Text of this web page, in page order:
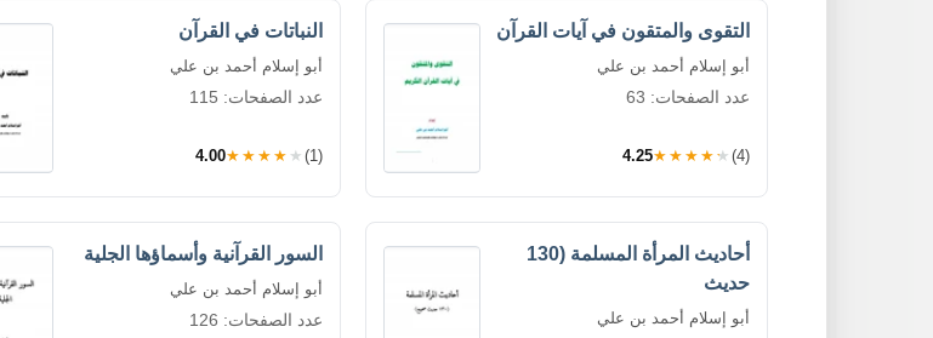
التقوى والمتقون في آيات القرآن
أبو إسلام أحمد بن علي
عدد الصفحات: 63
4.25★★★★★ (4)
النباتات في القرآن
أبو إسلام أحمد بن علي
عدد الصفحات: 115
4.00★★★★★ (1)
أحاديث المرأة المسلمة (130
حديث
أبو إسلام أحمد بن علي
السور القرآنية وأسماؤها الجلية
أبو إسلام أحمد بن علي
عدد الصفحات: 126